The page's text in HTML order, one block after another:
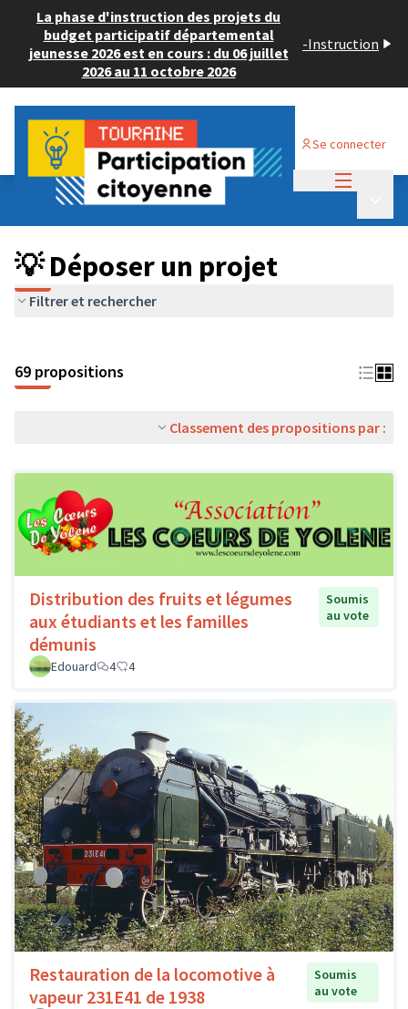
La phase d'instruction des projets du
budget participatif départemental
jeunesse 2026 est en cours : du 06 juillet
2026 au 11 octobre 2026
-Instruction
Se connecter
Budget Participatif ADULTE 2024
💡 Déposer un projet
💡 Déposer un projet
Filtrer et rechercher
69 propositions
Classement des propositions par :
Distribution des fruits et légumes
aux étudiants et les familles
démunis
Soumis
au vote
Edouard 4 4
Restauration de la locomotive à
vapeur 231E41 de 1938
Soumis
au vote